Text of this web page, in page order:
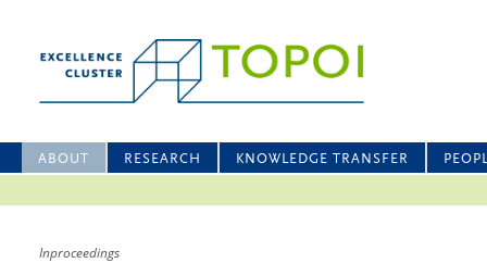
ABOUT RESEARCH KNOWLEDGE TRANSFER
Inproceedings